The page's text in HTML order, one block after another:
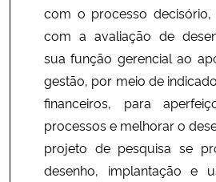
com o processo decisório,
com a avaliação de
sua função gerencial ao
gestão, por meio de
financeiros, para
processos e melhorar o
projeto de pesquisa se
desenho, implantação e